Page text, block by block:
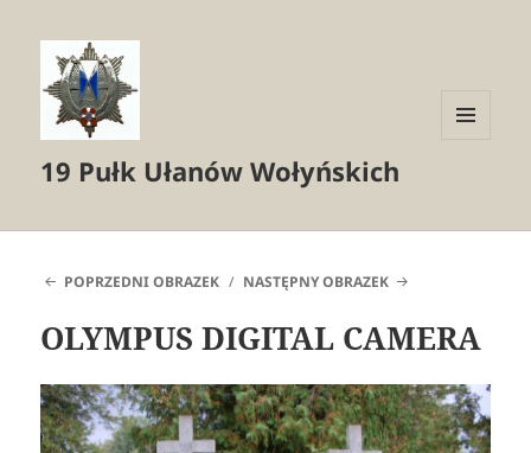
19 Pułk Ułanów Wołyńskich
POPRZEDNI OBRAZEK NASTĘPNY OBRAZEK
OLYMPUS DIGITAL CAMERA